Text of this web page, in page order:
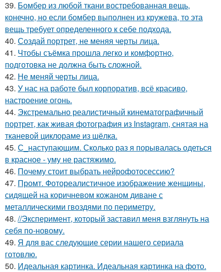
39. Бомбер из любой ткани востребованная вещь,
конечно, но если бомбер выполнен из кружева, то эта
вещь требует определенного к себе подхода.
40. Создай портрет, не меняя черты лица.
41. Чтобы съёмка прошла легко и комфортно,
подготовка не должна быть сложной.
42. Не меняй черты лица.
43. У нас на работе был корпоратив, всё красиво,
настроение огонь.
44. Экстремально реалистичный кинематографичный
портрет, как живая фотография из Instagram, снятая на
тканевой циклораме из шёлка.
45. С_наступающим. Сколько раз я порывалась одеться
в красное - уму не растяжимо.
46. Почему стоит выбрать нейрофотосессию?
47. Промт. Фотореалистичное изображение женщины,
сидящей на коричневом кожаном диване с
металлическими гвоздями по периметру.
48. //Эксперимент, который заставил меня взглянуть на
себя по-новому.
49. Я для вас следующие серии нашего сериала
готовлю.
50. Идеальная картинка. Идеальная картинка на фото.